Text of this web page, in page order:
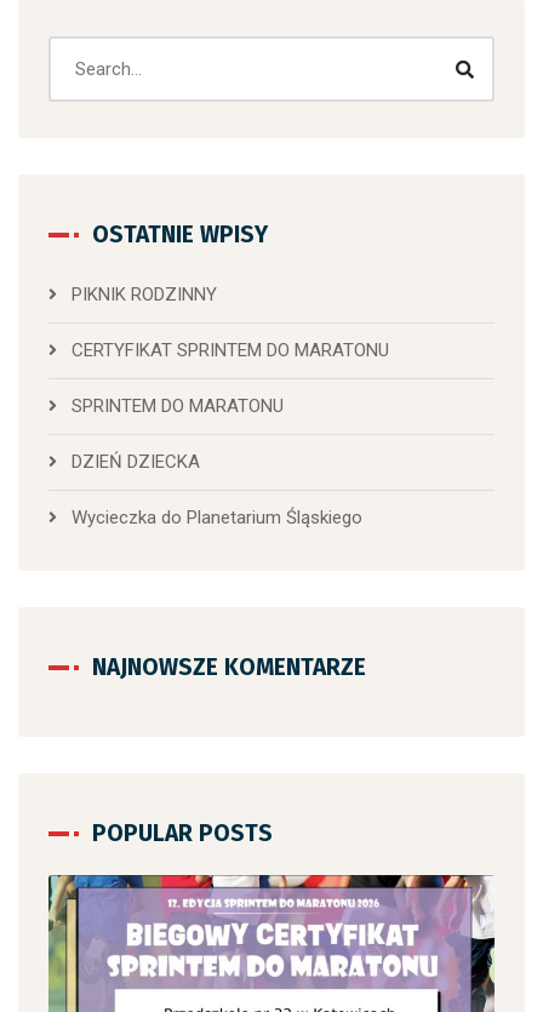
OSTATNIE WPISY
PIKNIK RODZINNY
CERTYFIKAT SPRINTEM DO MARATONU
SPRINTEM DO MARATONU
DZIEŃ DZIECKA
Wycieczka do Planetarium Śląskiego
NAJNOWSZE KOMENTARZE
POPULAR POSTS